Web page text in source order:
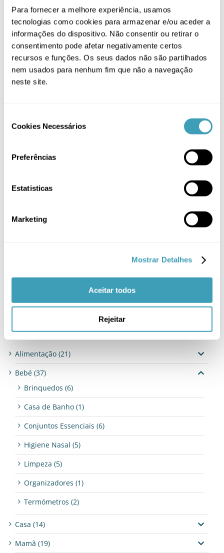
Para fornecer a melhore experiência, usamos
tecnologias como cookies para armazenar e/ou aceder a
informações do dispositivo. Não consentir ou retirar o
consentimento pode afetar negativamente certos
recursos e funções. Os seus dados não são partilhados
nem usados para nenhum fim que não a navegação
neste site.
Selection
Cookies Necessários
Preferências
Estatisticas
Marketing
Mostrar Detalhes
Aceitar todos
Rejeitar
Categorias de produto
Alimentação (21)
Bebé (37)
Brinquedos (6)
Casa de Banho (1)
Conjuntos Essenciais (6)
Higiene Nasal (5)
Limpeza (5)
Organizadores (1)
Termómetros (2)
Casa (14)
Mamã (19)